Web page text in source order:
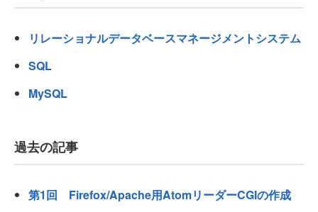
リレーショナルデータベースマネージメントシステム
SQL
MySQL
過去の記事
第1回 Firefox/Apache用AtomリーダーCGIの作成